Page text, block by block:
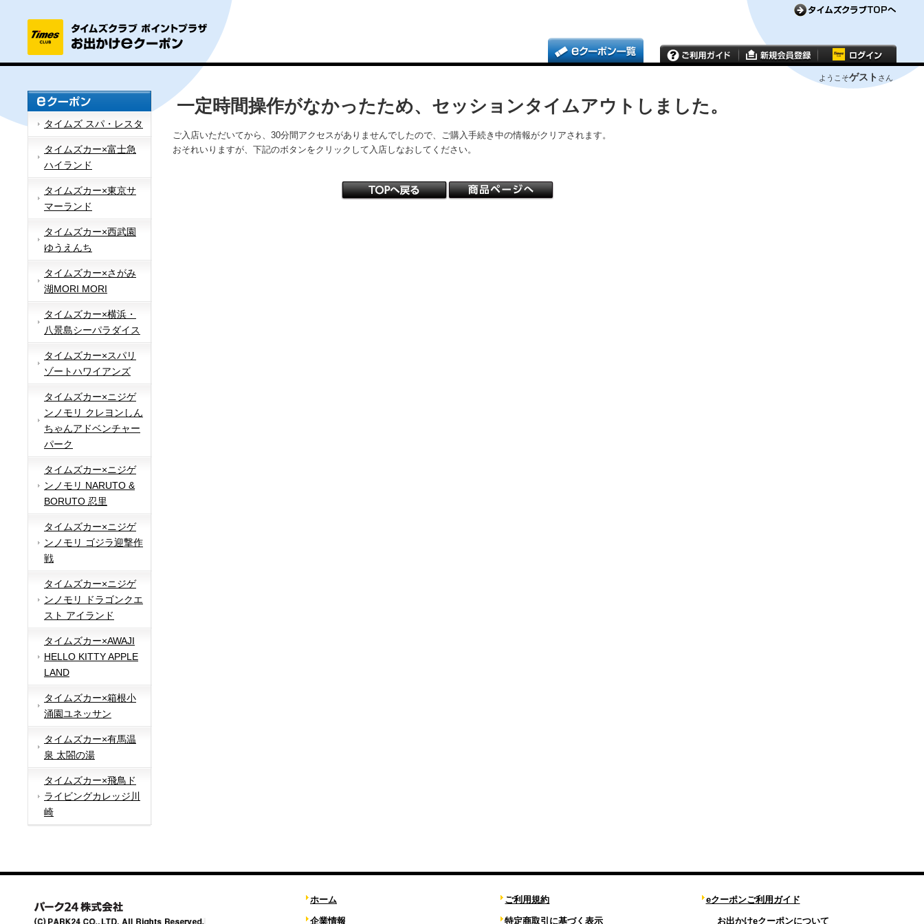
ようこそゲスト さん
タイムズ スパ・レスタ
タイムズカー×富士急
ハイランド
タイムズカー×東京サ
マーランド
タイムズカー×西武園
ゆうえんち
タイムズカー×さがみ
湖MORI MORI
タイムズカー×横浜・
八景島シーパラダイス
タイムズカー×スパリ
ゾートハワイアンズ
タイムズカー×ニジゲ
ンノモリ クレヨンしん
ちゃんアドベンチャー
パーク
タイムズカー×ニジゲ
ンノモリ NARUTO &
BORUTO 忍里
タイムズカー×ニジゲ
ンノモリ ゴジラ迎撃作
戦
タイムズカー×ニジゲ
ンノモリ ドラゴンクエ
スト アイランド
タイムズカー×AWAJI
HELLO KITTY APPLE
LAND
タイムズカー×箱根小
涌園ユネッサン
タイムズカー×有馬温
泉 太閤の湯
タイムズカー×飛鳥ド
ライビングカレッジ川
崎
一定時間操作がなかったため、セッションタイムアウトしました。
ご入店いただいてから、30分間アクセスがありませんでしたので、ご購入手続き中の情報がクリアされます。
おそれいりますが、下記のボタンをクリックして入店しなおしてください。
ホーム
企業情報
ご利用規約
特定商取引に基づく表示
eクーポンご利用ガイド
お出かけeクーポンについて